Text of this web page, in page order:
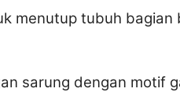
menutup tubuh bagian
sarung dengan motif